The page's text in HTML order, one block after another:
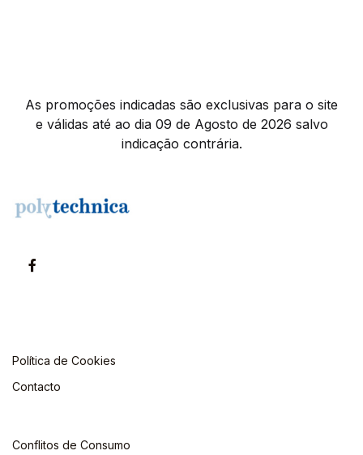
As promoções indicadas são exclusivas para o site
e válidas até ao dia 09 de Agosto de 2026 salvo
indicação contrária.
Política de Cookies
Contacto
Conflitos de Consumo